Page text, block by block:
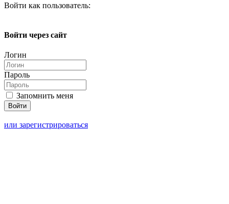
Войти как пользователь:
Войти через сайт
Логин
Пароль
Запомнить меня
или зарегистрироваться